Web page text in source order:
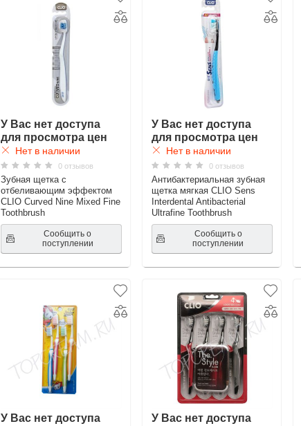
У Вас нет доступа
для просмотра цен
Нет в наличии
0 отзывов
Зубная щетка с
отбеливающим эффектом
CLIO Curved Nine Mixed Fine
Toothbrush
Сообщить о
поступлении
У Вас нет доступа
для просмотра цен
Нет в наличии
0 отзывов
Антибактериальная зубная
щетка мягкая CLIO Sens
Interdental Antibacterial
Ultrafine Toothbrush
Сообщить о
поступлении
У Вас нет доступа
У Вас нет доступа